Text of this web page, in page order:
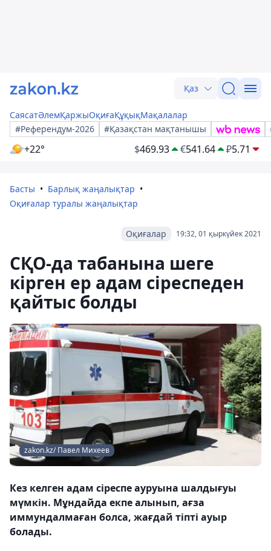
Қаз
СаясатӘлемҚаржыОқиғаҚұқықМақалалар
#Референдум-2026
#Қазақстан мақтанышы
+22° $469.93 €541.64 ₽5.71
Басты
Барлық жаңалықтар
Оқиғалар туралы жаңалықтар
19:32, 01 қыркүйек 2021
Оқиғалар
СҚО-да табанына шеге
кірген ер адам сіреспеден
қайтыс болды
zakon.kz/ Павел Михеев
Кез келген адам сіреспе ауруына шалдығуы
мүмкін. Мұндайда екпе алынып, ағза
иммундалмаған болса, жағдай тіпті ауыр
болады.